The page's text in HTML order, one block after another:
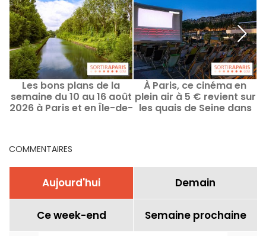
Les bons plans de la
semaine du 10 au 16 août
2026 à Paris et en Île-de-
À Paris, ce cinéma en
plein air à 5 € revient sur
les quais de Seine dans
COMMENTAIRES
Aujourd'hui Demain
Ce week-end Semaine prochaine